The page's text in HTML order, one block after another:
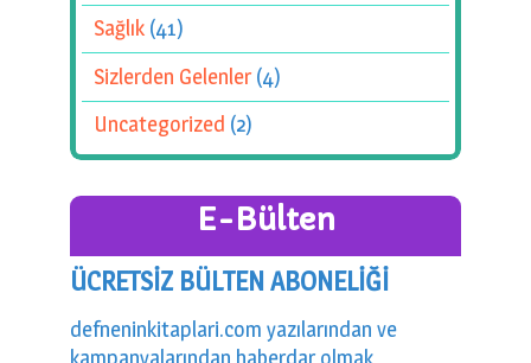
Sağlık (41)
Sizlerden Gelenler(4)
Uncategorized (2)
E-Bülten
ÜCRETSİZ BÜLTEN ABONELİĞİ
defneninkitaplari.com yazılarından ve